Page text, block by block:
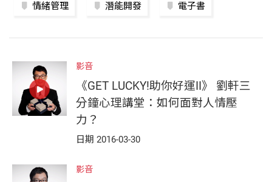
情緒管理 潛能開發 電子書
影音
《GET LUCKY!助你好運II》 劉軒三
分鐘心理講堂：如何面對人情壓
力？
日期 2016-03-30
影音